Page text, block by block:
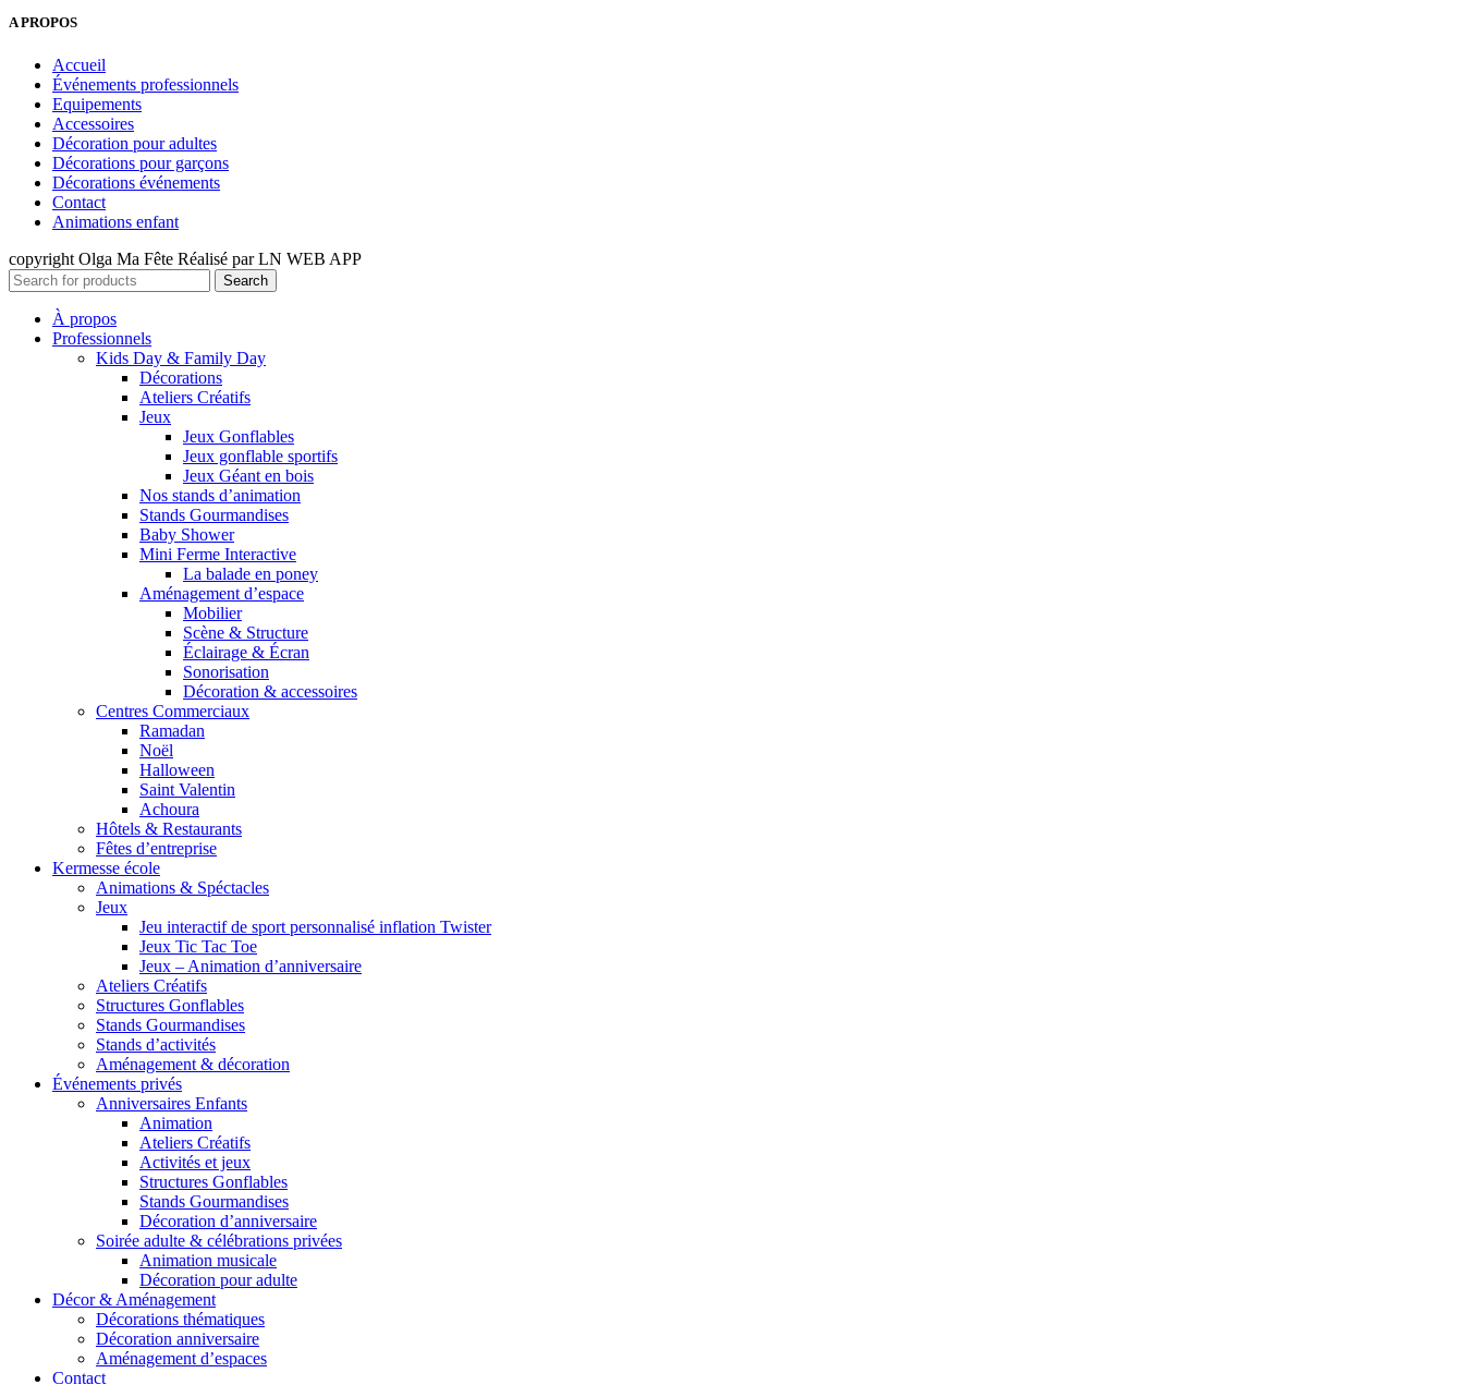
A PROPOS
Accueil
Événements professionnels
Equipements
Accessoires
Décoration pour adultes
Décorations pour garçons
Décorations événements
Contact
Animations enfant
copyright Olga Ma Fête Réalisé par LN WEB APP
Search
À propos
Professionnels
Kids Day & Family Day
Décorations
Ateliers Créatifs
Jeux
Jeux Gonflables
Jeux gonflable sportifs
Jeux Géant en bois
Nos stands d’animation
Stands Gourmandises
Baby Shower
Mini Ferme Interactive
La balade en poney
Aménagement d’espace
Mobilier
Scène & Structure
Éclairage & Écran
Sonorisation
Décoration & accessoires
Centres Commerciaux
Ramadan
Noël
Halloween
Saint Valentin
Achoura
Hôtels & Restaurants
Fêtes d’entreprise
Kermesse école
Animations & Spéctacles
Jeux
Jeu interactif de sport personnalisé inflation Twister
Jeux Tic Tac Toe
Jeux – Animation d’anniversaire
Ateliers Créatifs
Structures Gonflables
Stands Gourmandises
Stands d’activités
Aménagement & décoration
Événements privés
Anniversaires Enfants
Animation
Ateliers Créatifs
Activités et jeux
Structures Gonflables
Stands Gourmandises
Décoration d’anniversaire
Soirée adulte & célébrations privées
Animation musicale
Décoration pour adulte
Décor & Aménagement
Décorations thématiques
Décoration anniversaire
Aménagement d’espaces
Contact